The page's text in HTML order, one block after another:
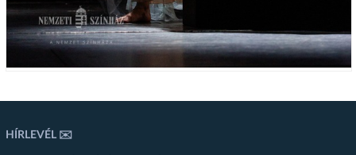
HÍRLEVÉL ✉️